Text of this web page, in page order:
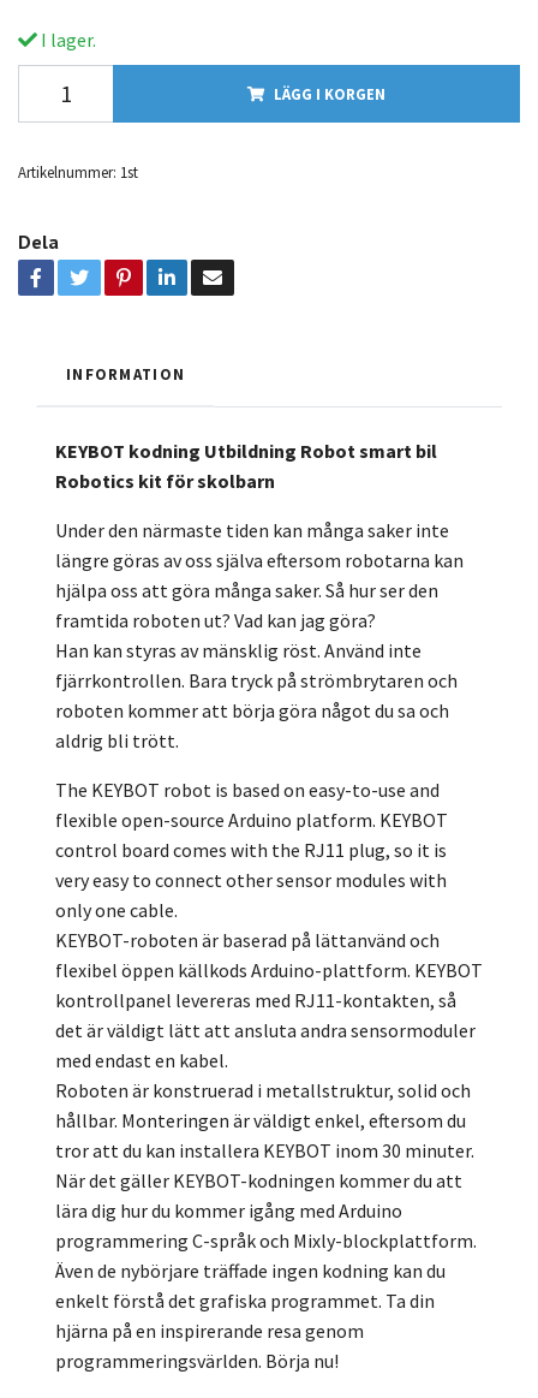
I lager.
LÄGG I KORGEN
Artikelnummer: 1st
Dela
INFORMATION
KEYBOT kodning Utbildning Robot smart bil
Robotics kit för skolbarn
Under den närmaste tiden kan många saker inte
längre göras av oss själva eftersom robotarna kan
hjälpa oss att göra många saker. Så hur ser den
framtida roboten ut? Vad kan jag göra?
Han kan styras av mänsklig röst. Använd inte
fjärrkontrollen. Bara tryck på strömbrytaren och
roboten kommer att börja göra något du sa och
aldrig bli trött.
The KEYBOT robot is based on easy-to-use and
flexible open-source Arduino platform. KEYBOT
control board comes with the RJ11 plug, so it is
very easy to connect other sensor modules with
only one cable.
KEYBOT-roboten är baserad på lättanvänd och
flexibel öppen källkods Arduino-plattform. KEYBOT
kontrollpanel levereras med RJ11-kontakten, så
det är väldigt lätt att ansluta andra sensormoduler
med endast en kabel.
Roboten är konstruerad i metallstruktur, solid och
hållbar. Monteringen är väldigt enkel, eftersom du
tror att du kan installera KEYBOT inom 30 minuter.
När det gäller KEYBOT-kodningen kommer du att
lära dig hur du kommer igång med Arduino
programmering C-språk och Mixly-blockplattform.
Även de nybörjare träffade ingen kodning kan du
enkelt förstå det grafiska programmet. Ta din
hjärna på en inspirerande resa genom
programmeringsvärlden. Börja nu!